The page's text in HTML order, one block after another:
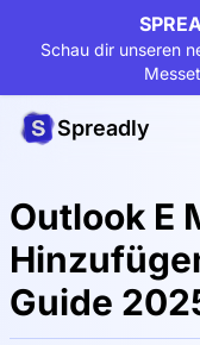
Schau dir unseren
Spreadly
Outlook E
Guide